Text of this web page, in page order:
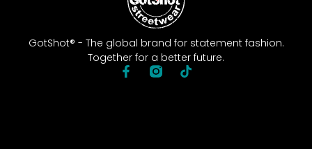
GotShot® - The global brand for statement fashion.
Together for a better future.